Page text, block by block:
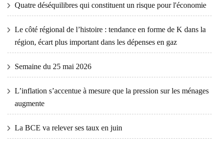
Quatre déséquilibres qui constituent un risque pour l'économie
Le côté régional de l’histoire : tendance en forme de K dans la
région, écart plus important dans les dépenses en gaz
Semaine du 25 mai 2026
L’inflation s’accentue à mesure que la pression sur les ménages
augmente
La BCE va relever ses taux en juin